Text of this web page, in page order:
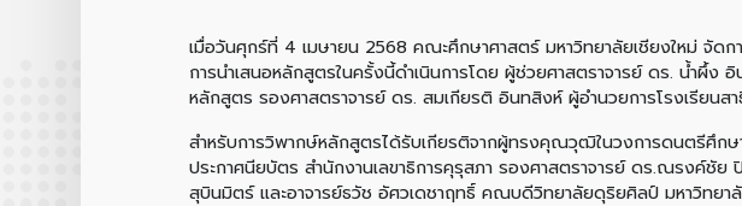
เมื่อวันศุกร์ที่ 4 เมษายน 2568 คณะศึกษาศาสตร์ มหาวิทยาลัยเชียงใหม่
การนำเสนอหลักสูตรในครั้งนี้ดำเนินการโดย ผู้ช่วยศาสตราจารย์ ดร. น้ำผึ้
หลักสูตร รองศาสตราจารย์ ดร. สมเกียรติ อินทสิงห์ ผู้อำนวยการโรงเรียนส
สำหรับการวิพากษ์หลักสูตรได้รับเกียรติจากผู้ทรงคุณวุฒิในวงการดนตรีศึก
ประกาศนียบัตร สำนักงานเลขาธิการคุรุสภา รองศาสตราจารย์ ดร.ณรงค์ชั
สุบินมิตร์ และอาจารย์ธวัช อัศวเดชาฤทธิ์ คณบดีวิทยาลัยดุริยศิลป์ มหาวิทยา